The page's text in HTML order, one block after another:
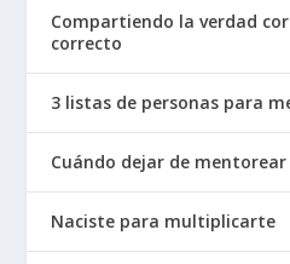
Compartiendo la verdad
correcto
3 listas de personas para
Cuándo dejar de
Naciste para multiplicarte